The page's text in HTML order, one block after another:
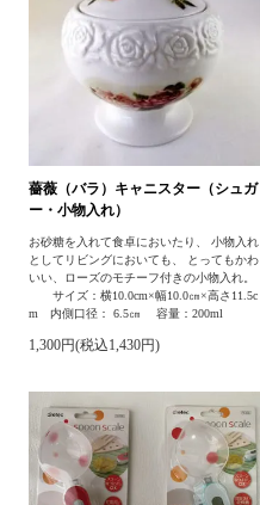
薔薇（バラ）キャニスター（シュガ
ー・小物入れ）
お砂糖を入れて食卓においたり、 小物入れ
としてリビングにおいても、 とってもかわ
いい、ローズのモチーフ付きの小物入れ。
サイズ：横10.0cm×幅10.0㎝×高さ11.5c
m 内側口径： 6.5㎝ 容量：200ml
1,300円(税込1,430円)